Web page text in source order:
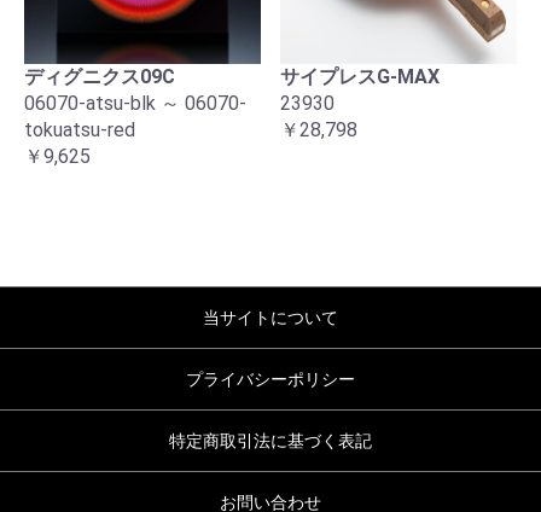
ディグニクス09C
06070-atsu-blk ～ 06070-
tokuatsu-red
￥9,625
サイプレスG-MAX
23930
￥28,798
当サイトについて
プライバシーポリシー
特定商取引法に基づく表記
お問い合わせ